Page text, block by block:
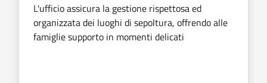
L'ufficio assicura la gestione rispettosa ed
organizzata dei luoghi di sepoltura, offrendo alle
famiglie supporto in momenti delicati